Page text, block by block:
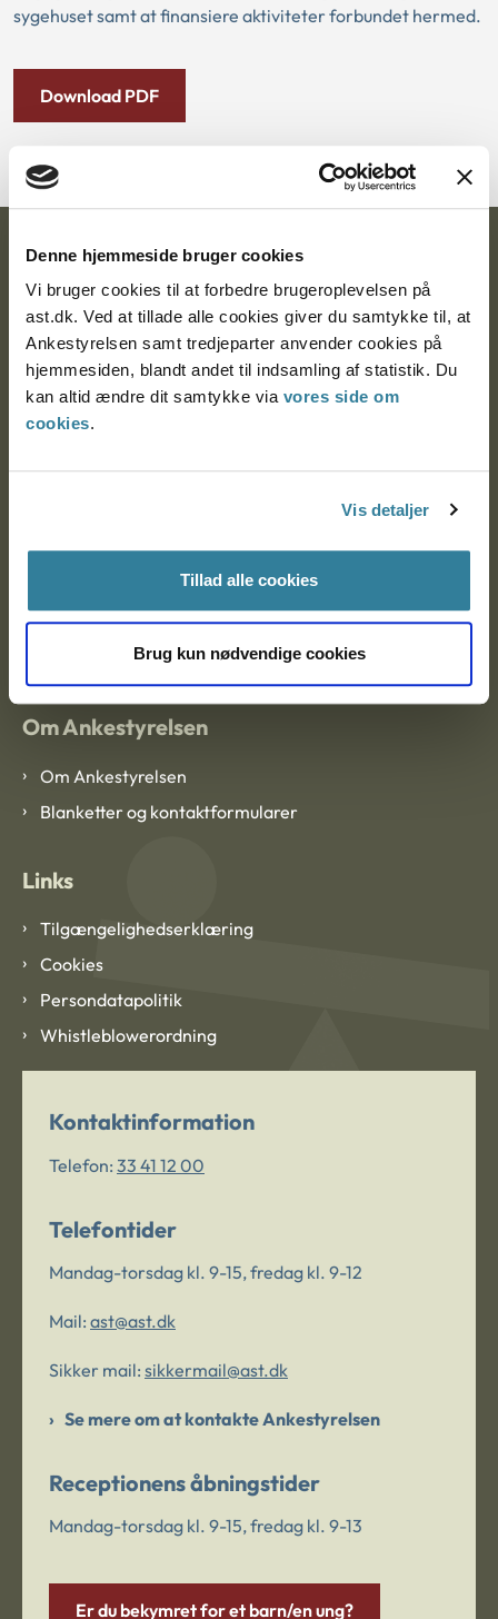
Denne hjemmeside bruger cookies
Vi bruger cookies til at forbedre brugeroplevelsen på
ast.dk. Ved at tillade alle cookies giver du samtykke til, at
Ankestyrelsen samt tredjeparter anvender cookies på
hjemmesiden, blandt andet til indsamling af statistik. Du
kan altid ændre dit samtykke via vores side om
cookies.
Vis detaljer
Tillad alle cookies
Brug kun nødvendige cookies
sygehuset samt at finansiere aktiviteter forbundet hermed.
Download PDF
Ankestyrelsen
Postadresse:
Nytorv 7, 2. sal
9000 Aalborg
EAN: 57 98 000 35 48 21
Om Ankestyrelsen
Om Ankestyrelsen
Blanketter og kontaktformularer
Links
Tilgængelighedserklæring
Cookies
Persondatapolitik
Whistleblowerordning
Kontaktinformation
Telefon: 33 41 12 00
Telefontider
Mandag-torsdag kl. 9-15, fredag kl. 9-12
Mail: ast@ast.dk
Sikker mail: sikkermail@ast.dk
Se mere om at kontakte Ankestyrelsen
Receptionens åbningstider
Mandag-torsdag kl. 9-15, fredag kl. 9-13
Er du bekymret for et barn/en ung?